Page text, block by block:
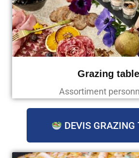
Grazing table
Assortiment
DEVIS GRAZING